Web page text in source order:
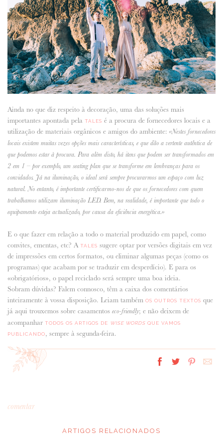
Ainda no que diz respeito à decoração, uma das soluções mais
importantes apontada pela TALES é a procura de fornecedores locais e a
utilização de materiais orgânicos e amigos do ambiente: «Nestes fornecedores
locais existem muitas vezes opções mais características, e que dão a vertente autêntica de
que podemos estar à procura. Para além disto, há itens que podem ser transformados em
2 em 1 – por exemplo, um seating plan que se transforme em lembranças para os
convidados. Já na iluminação, o ideal será sempre procurarmos um espaço com luz
natural. No entanto, é importante certificarmo-nos de que os fornecedores com quem
trabalhamos utilizam iluminação LED. Bem, na realidade, é importante que todo o
equipamento esteja actualizado, por causa da eficiência energética.»
E o que fazer em relação a todo o material produzido em papel, como
convites, ementas, etc? A TALES sugere optar por versões digitais em vez
de impressões em certos formatos, ou eliminar algumas peças (como os
programas) que acabam por se traduzir em desperdício). E para os
«obrigatórios», o papel reciclado será sempre uma boa ideia.
Sobram dúvidas? Falem connosco, têm a caixa dos comentários
inteiramente à vossa disposição. Leiam também OS OUTROS TEXTOS que
já aqui trouxemos sobre casamentos eco-friendly; e não deixem de
acompanhar TODOS OS ARTIGOS DE WISE WORDS QUE VAMOS
PUBLICANDO, sempre à segunda-feira.
comentar
ARTIGOS RELACIONADOS